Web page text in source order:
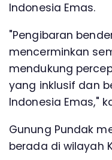
Indonesia Emas.
"Pengibaran
mencerminkan
mendukung
yang inklusif dan
Indonesia Emas,"
Gunung Pundak
berada di wilayah